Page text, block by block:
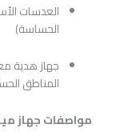
العدسات
الحساسة)
جهاز هدية
المناطق
مواصفات جهاز